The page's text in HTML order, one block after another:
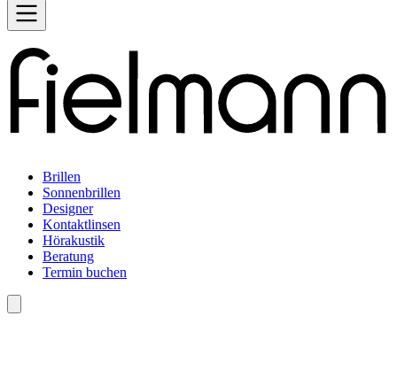
Brillen
Sonnenbrillen
Designer
Kontaktlinsen
Hörakustik
Beratung
Termin buchen